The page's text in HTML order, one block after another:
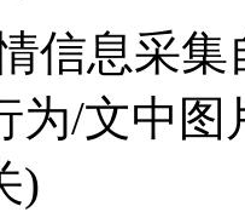
信息采
为/文中
)